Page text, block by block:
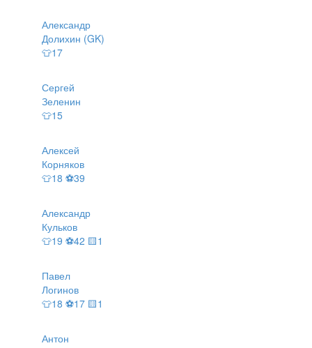
Александр
Долихин (GK)
👕17
Сергей
Зеленин
👕15
Алексей
Корняков
👕18 ⚽39
Александр
Кульков
👕19 ⚽42 🟨1
Павел
Логинов
👕18 ⚽17 🟨1
Антон